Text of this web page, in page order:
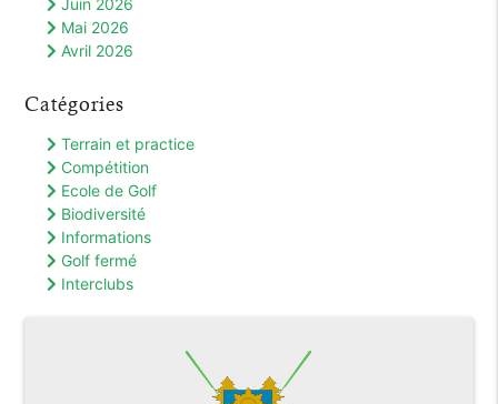
Juin 2026
Mai 2026
Avril 2026
Catégories
Terrain et practice
Compétition
Ecole de Golf
Biodiversité
Informations
Golf fermé
Interclubs